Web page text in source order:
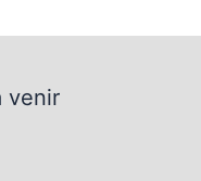
venir